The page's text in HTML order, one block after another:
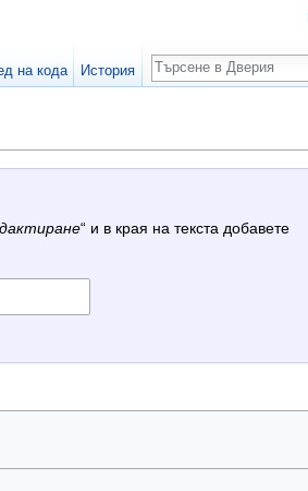
“ и в края на текста добавете
на кода История
Търсене